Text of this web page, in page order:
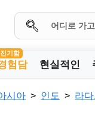
진기함
험담 현실적인
시아 인도 라다